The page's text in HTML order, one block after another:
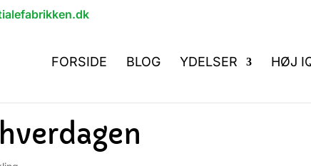
FORSIDE BLOG YDELSER HØJ